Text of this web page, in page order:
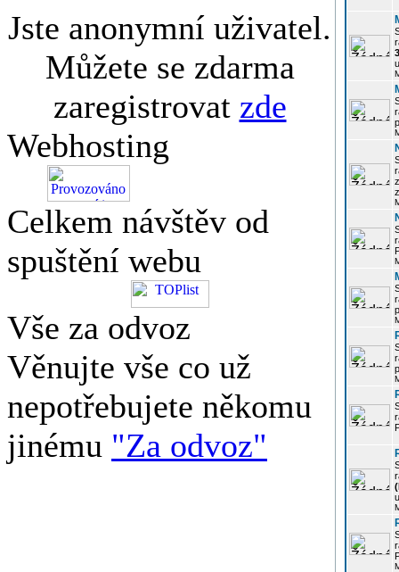
Jste anonymní uživatel.
Můžete se zdarma
zaregistrovat zde
Webhosting
Celkem návštěv od
spuštění webu
Vše za odvoz
Věnujte vše co už
nepotřebujete někomu
jinému "Za odvoz"